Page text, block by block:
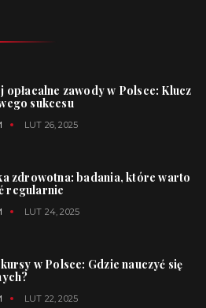
opłacalne zawody w Polsce: Klucz
sukcesu
LUT 26, 2025
zdrowotna: badania, które warto
regularnie
LUT 24, 2025
w Polsce: Gdzie nauczyć się
LUT 22, 2025